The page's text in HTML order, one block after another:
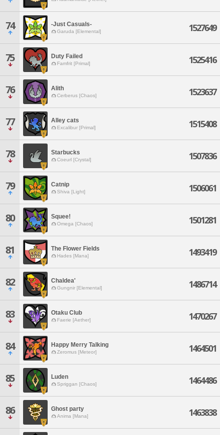
74 -Just Casuals-
Garuda [Elemental] 1527649
75 Duty Failed
Famfrit [Primal] 1525416
76 Alith
Cerberus [Chaos] 1523637
77 Alley cats
Excalibur [Primal] 1515408
78 Starbucks
Coeurl [Crystal] 1507836
79 Catnip
Shiva [Light] 1506061
80 Squee!
Omega [Chaos] 1501281
81 The Flower Fields
Hades [Mana] 1493419
82 Chaldea'
Gungnir [Elemental] 1486714
83 Otaku Club
Faerie [Aether] 1470267
84 Happy Merry Talking
Zeromus [Meteor] 1464501
85 Luden
Spriggan [Chaos] 1464486
86 Ghost party
Anima [Mana] 1463838